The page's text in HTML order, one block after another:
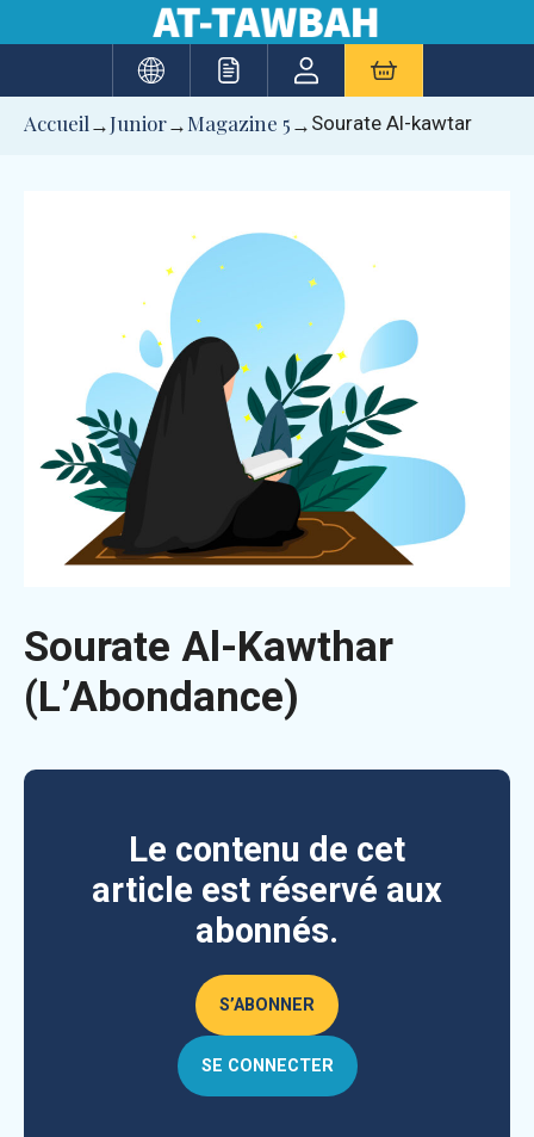
au
Accueil →Junior→ Magazine 5 → Sourate Al-kawtar
Sourate Al-Kawthar
(L’Abondance)
Le contenu de cet
article est réservé aux
abonnés.
S’ABONNER
SE CONNECTER